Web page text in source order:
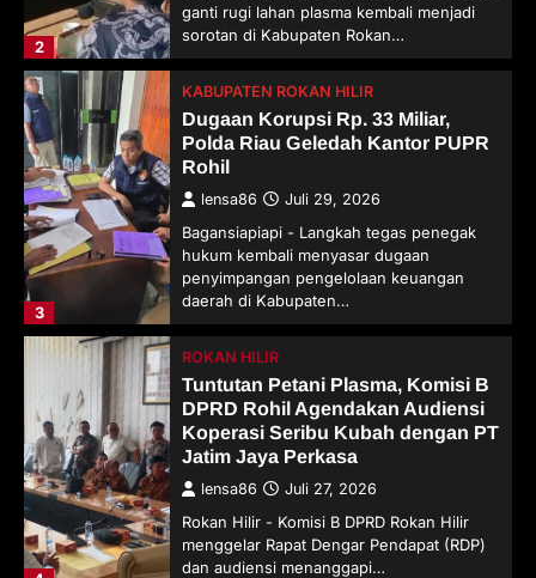
2
ganti rugi lahan plasma kembali menjadi
sorotan di Kabupaten Rokan…
3
KABUPATEN ROKAN HILIR
Dugaan Korupsi Rp. 33 Miliar,
Polda Riau Geledah Kantor PUPR
Rohil
lensa86 Juli 29, 2026
Bagansiapiapi - Langkah tegas penegak
hukum kembali menyasar dugaan
penyimpangan pengelolaan keuangan
daerah di Kabupaten…
ROKAN HILIR
Tuntutan Petani Plasma, Komisi B
DPRD Rohil Agendakan Audiensi
Koperasi Seribu Kubah dengan PT
Jatim Jaya Perkasa
lensa86 Juli 27, 2026
Rokan Hilir - Komisi B DPRD Rokan Hilir
menggelar Rapat Dengar Pendapat (RDP)
dan audiensi menanggapi…